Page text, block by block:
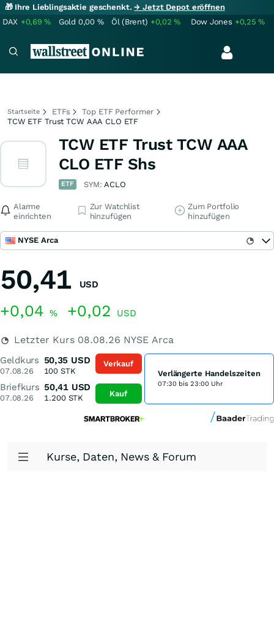
🎁 Ihre Lieblingsaktie geschenkt.→ Jetzt Depot eröffnen
DAX +0,69% Gold 0,00 % Öl (Brent) +0,02% Dow Jones +0,25%
Startseite ETFs
Top ETF Performer
TCW ETF Trust TCW AAA CLO ETF
TCW ETF Trust TCW AAA
CLO ETF Shs
ETF SYM:ACLO
Alarme
einrichten
Zur Watchlist
hinzufügen
Zum Portfolio
hinzufügen
NYSE Arca
50,41 USD
+0,04 % +0,02 USD
Letzter Kurs 08.08.26 NYSE Arca
Geldkurs
07.08.26
50,35 USD
100 STK
Briefkurs
07.08.26
50,41 USD
1.200STK
Verkauf
Kauf
Verlängerte Handelszeiten
07:30 bis 23:00 Uhr
Kurse, Daten, News & Forum